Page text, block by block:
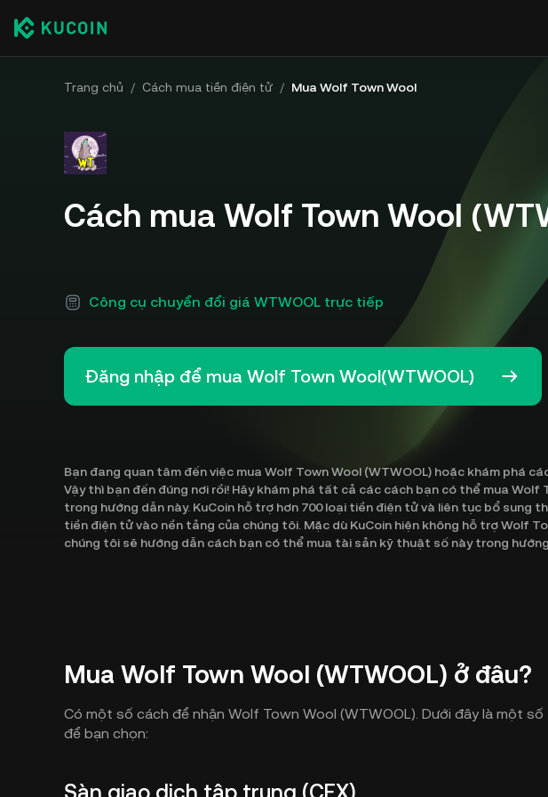
Trang chủ / Cách mua tiền điện tử / Mua Wolf Town Wool
Cách mua Wolf Town Wool
Công cụ chuyển đổi giá WTWOOL trực tiếp
Đăng nhập để mua Wolf Town Wool(WTWOOL)
Bạn đang quan tâm đến việc mua Wolf Town Wool (WTWOOL) hoặc khám phá
Vậy thì bạn đến đúng nơi rồi! Hãy khám phá tất cả các cách bạn có thể mua Wolf
trong hướng dẫn này. KuCoin hỗ trợ hơn 700 loại tiền điện tử và liên tục bổ sung
tiền điện tử vào nền tảng của chúng tôi. Mặc dù KuCoin hiện không hỗ trợ Wolf
chúng tôi sẽ hướng dẫn cách bạn có thể mua tài sản kỹ thuật số này trong
Mua Wolf Town Wool (WTWOOL) ở đâu?
Có một số cách để nhận Wolf Town Wool (WTWOOL). Dưới đây là một
để bạn chọn: